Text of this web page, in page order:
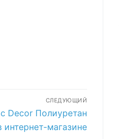
СЛЕДУЮЩИЙ
Decor Полиуретан
интернет-магазине